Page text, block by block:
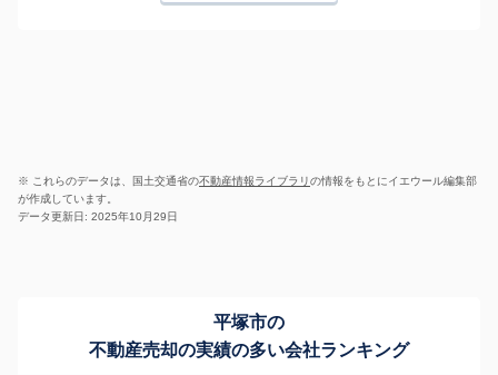
※ これらのデータは、国土交通省の不動産情報ライブラリの情報をもとにイエウール編集部
が作成しています。
データ更新日: 2025年10月29日
平塚市の
不動産売却の実績の多い会社ランキング